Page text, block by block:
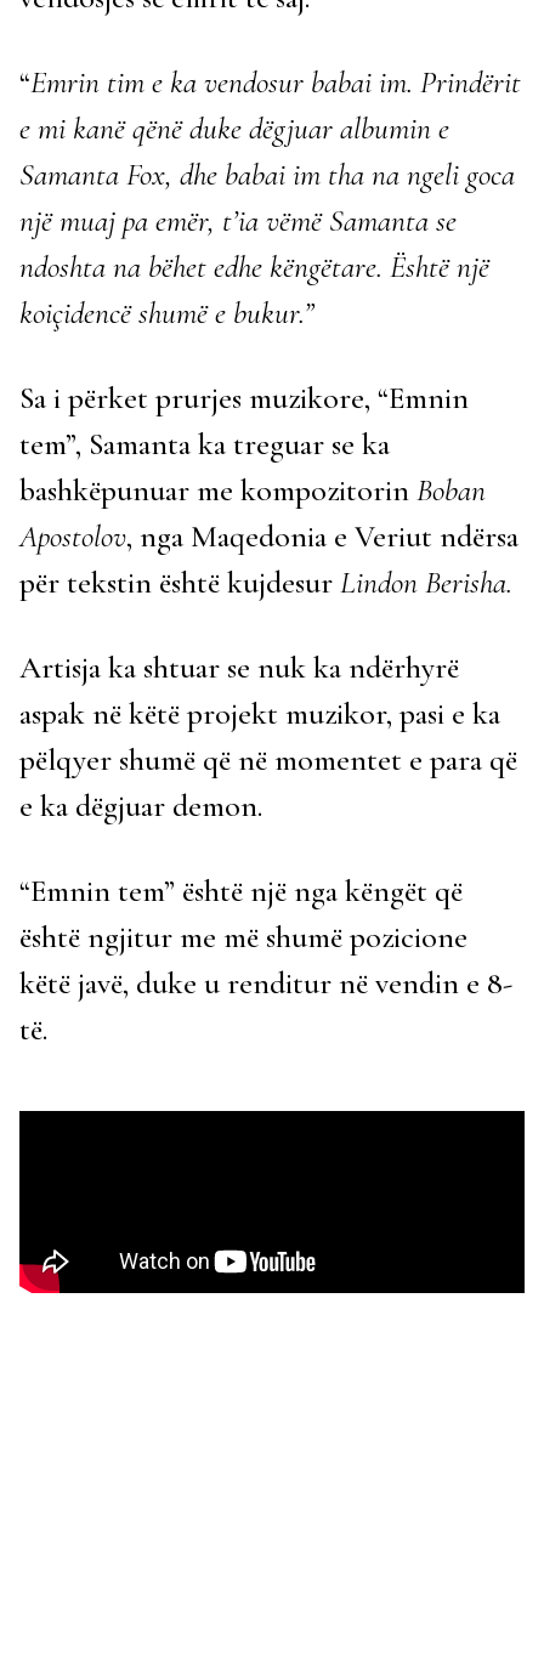
“Emrin tim e ka vendosur babai im. Prindërit
e mi kanë qënë duke dëgjuar albumin e
Samanta Fox, dhe babai im tha na ngeli goca
një muaj pa emër, t’ia vëmë Samanta se
ndoshta na bëhet edhe këngëtare. Është një
koiçidencë shumë e bukur.”
Sa i përket prurjes muzikore, “Emnin
tem”, Samanta ka treguar se ka
bashkëpunuar me kompozitorinBoban
Apostolov, nga Maqedonia e Veriut ndërsa
për tekstin është kujdesurLindon Berisha.
Artisja ka shtuar se nuk ka ndërhyrë
aspak në këtë projekt muzikor, pasi e ka
pëlqyer shumë që në momentet e para që
e ka dëgjuar demon.
“Emnin tem” është një nga këngët që
është ngjitur me më shumë pozicione
këtë javë, duke u renditur në vendin e 8-
të.